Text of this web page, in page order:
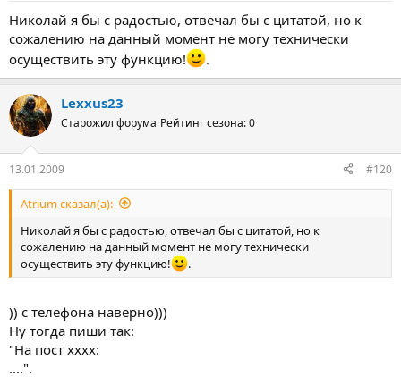
Николай я бы с радостью, отвечал бы с цитатой, но к
сожалению на данный момент не могу технически
осуществить эту функцию!
.
Lexxus23
Старожил форума Рейтинг сезона: 0
13.01.2009 #120
Atrium сказал(а):
Николай я бы с радостью, отвечал бы с цитатой, но к
сожалению на данный момент не могу технически
осуществить эту функцию!
.
)) с телефона наверно)))
Ну тогда пиши так:
"На пост xxxx:
....".